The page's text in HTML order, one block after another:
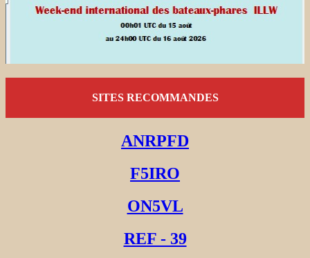
SITES RECOMMANDES
ANRPFD
F5IRO
ON5VL
REF - 39